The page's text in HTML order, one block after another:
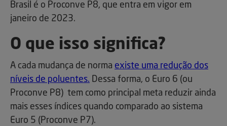
Brasil é o Proconve P8, que entra em vigor em
janeiro de 2023.
O que isso significa?
A cada mudança de norma existe uma redução dos
níveis de poluentes. Dessa forma, o Euro 6 (ou
Proconve P8) tem como principal meta reduzir ainda
mais esses índices quando comparado ao sistema
Euro 5 (Proconve P7).